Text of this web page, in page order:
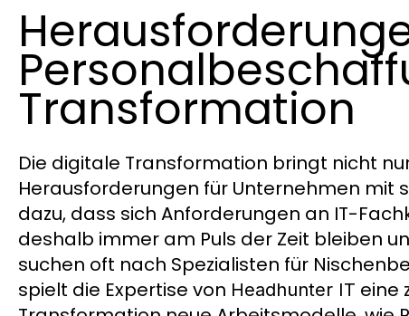
Transformation
Die digitale Transformation bringt nicht
Herausforderungen für Unternehmen mit
dazu, dass sich Anforderungen an IT-
deshalb immer am Puls der Zeit bleiben
suchen oft nach Spezialisten für
spielt die Expertise von Headhunter IT eine